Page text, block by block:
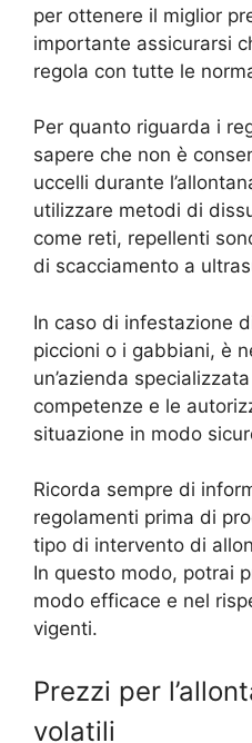
per ottenere il miglior
importante assicurarsi
regola con tutte le
Per quanto riguarda i
sapere che non è
uccelli durante
utilizzare metodi di
come reti, repellenti
di scacciamento a
In caso di infestazione
piccioni o i gabbiani, è
un’azienda
competenze e le
situazione in modo
Ricorda sempre di
regolamenti prima di
tipo di intervento di
In questo modo, potrai
modo efficace e nel
vigenti.
Prezzi per
volatili